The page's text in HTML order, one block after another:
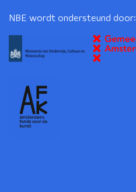
NBE wordt ondersteund door: